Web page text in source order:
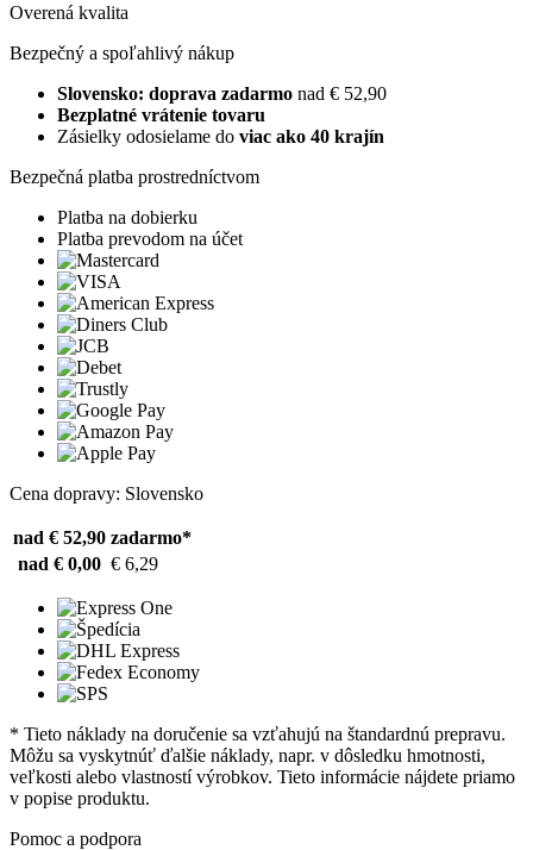
Overená kvalita
Bezpečný a spoľahlivý nákup
Slovensko: doprava zadarmo nad € 52,90
Bezplatné vrátenie tovaru
Zásielky odosielame do viac ako 40 krajín
Bezpečná platba prostredníctvom
Platba na dobierku
Platba prevodom na účet
Cena dopravy: Slovensko
nad € 52,90 zadarmo*
nad € 0,00 € 6,29
* Tieto náklady na doručenie sa vzťahujú na štandardnú prepravu.
Môžu sa vyskytnúť ďalšie náklady, napr. v dôsledku hmotnosti,
veľkosti alebo vlastností výrobkov. Tieto informácie nájdete priamo
v popise produktu.
Pomoc a podpora